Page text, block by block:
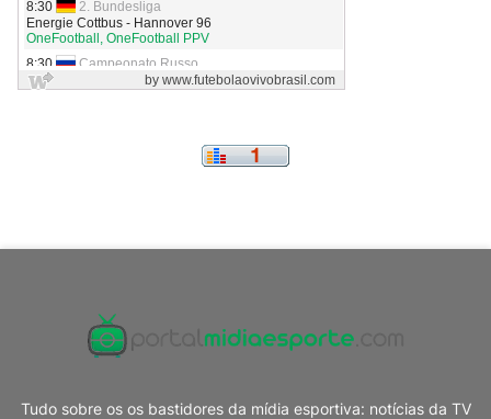
Tudo sobre os os bastidores da mídia esportiva: notícias da TV